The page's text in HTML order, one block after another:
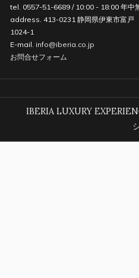
tel. 0557-51-6689 / 10:00 - 18:00 年中
address. 413-0231 静岡県伊東市富戸
1024-1
E-mail. info@iberia.co.jp
お問合せフォーム
IBERIA LUXURY